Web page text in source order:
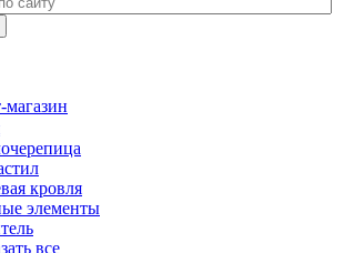
магазин
кровля
элементы
все